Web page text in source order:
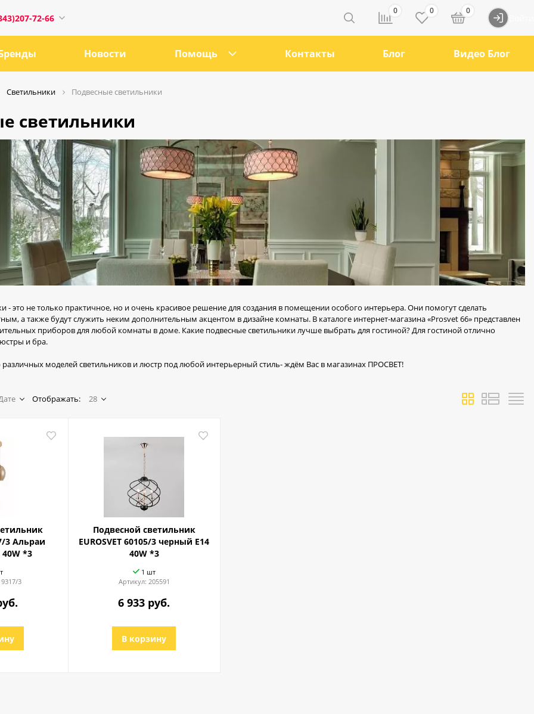
72-66
21
0 0 0
Новости Помощь Контакты Блог Видео Блог
Светильники Подвесные светильники
светильники
- это не только практичное, но и очень красивое решение для создания в помещении особого интерьера. Они помогут сделать
а также будут служить неким дополнительным акцентом в дизайне комнаты. В каталоге интернет-магазина «Prosvet 66» представлен
приборов для любой комнаты в доме. Какие подвесные светильники лучше выбрать для гостиной? Для гостиной отлично
и бра.
моделей светильников и люстр под любой интерьерный стиль- ждём Вас в магазинах ПРОСВЕТ!⁣⁣
Отображать: 28
3 Альраи
40W *3
9317/3
Подвесной светильник
EUROSVET 60105/3 черный E14
40W *3
1 шт
Артикул: 205591
6 933 руб.
В корзину